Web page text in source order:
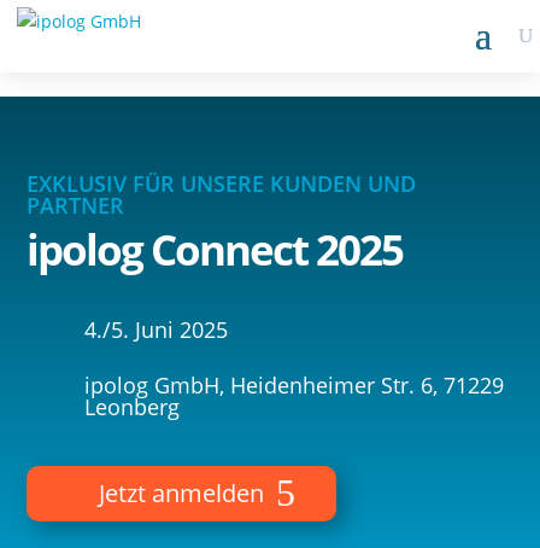
EXKLUSIV FÜR UNSERE KUNDEN UND
PARTNER
ipolog Connect 2025
4./5. Juni 2025
ipolog GmbH, Heidenheimer Str. 6, 71229
Leonberg
Jetzt anmelden